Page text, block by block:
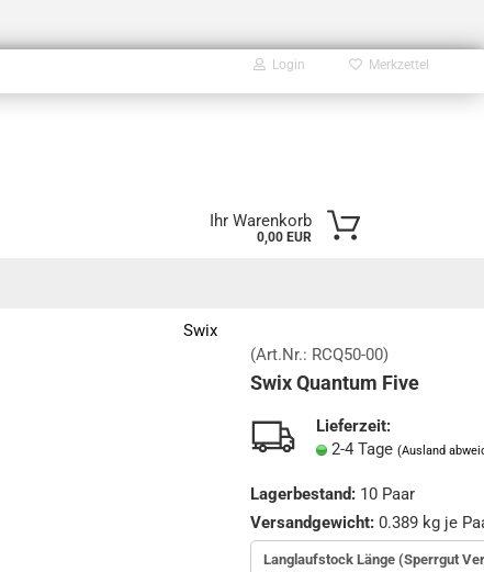
Login Merkzettel
Ihr Warenkorb
0,00 EUR
Swix
(Art.Nr.: RCQ50-00)
Swix Quantum Five
Lieferzeit:
2-4 Tage (Ausland
Lagerbestand: 10 Paar
Versandgewicht: 0.389 kg je
Langlaufstock Länge (Sperrgut